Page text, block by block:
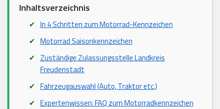
Inhaltsverzeichnis
In 4 Schritten zum Motorrad-Kennzeichen
Motorrad Saisonkennzeichen
Zuständige Zulassungsstelle Landkreis
Freudenstadt
Fahrzeugauswahl (Auto, Traktor etc.)
Expertenwissen: FAQ zum Motorradkennzeichen